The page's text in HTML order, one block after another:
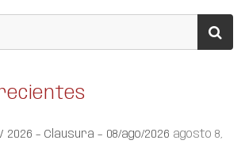
2026 – Clausura – 08/ago/2026 agosto 8,